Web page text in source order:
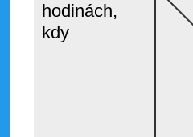
hodinách,
kdy